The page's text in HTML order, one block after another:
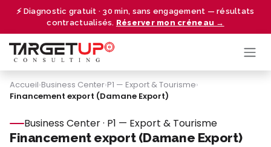
⚡ Diagnostic gratuit · 30 min, sans engagement — résultats
contractualisés. Réserver mon créneau →
Se rendre au contenu
Accueil›Business Center›P1 — Export & Tourisme›
Financement export (Damane Export)
Business Center · P1 — Export & Tourisme
Financement export (Damane Export)